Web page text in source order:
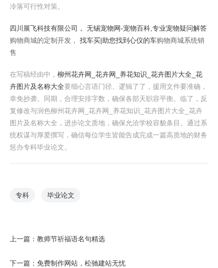
冷落可行性对策。
四川展飞科技有限公司， 无锡宠物网-宠物百科,专业宠物疑问解答
购物商城的定制开发， 找车买|助您找到心仪的车购物商城系统销
售
在写稿经由中， 柳州花卉网_花卉网_养花知识_花卉图片大全_花
卉图片及名称大全要细心言语门径、逻辑了了，援用文件要准确，
幸免抄袭。同期，合理安排字数，确保各部天职容平衡。临了，反
复修改与润色柳州花卉网_花卉网_养花知识_花卉图片大全_花卉
图片及名称大全，进步论文质地，确保允洽学校容貌条目。通过系
统权谋与厚爱撰写，确信每位学生皆能告成完成一篇高质地的财务
惩办专科毕业论文。
专科 毕业论文
上一篇： 教师节祈福语名句精选
下一篇： 免费制作网站，松驰建站无忧